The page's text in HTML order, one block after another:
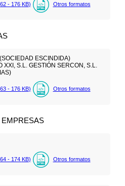
- 176 KB) Otros formatos
ESCINDIDA)
XXI, S.L. GESTIÓN SERCON, S.L.
- 176 KB) Otros formatos
- 174 KB) Otros formatos